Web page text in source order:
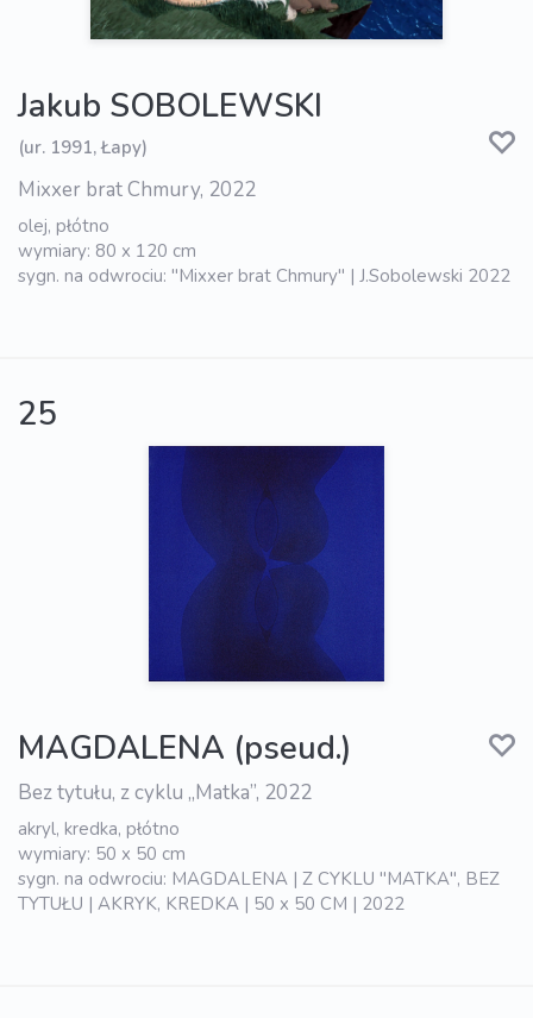
Jakub SOBOLEWSKI
(ur. 1991, Łapy)
Mixxer brat Chmury, 2022
olej, płótno
wymiary: 80 x 120 cm
sygn. na odwrociu: "Mixxer brat Chmury" | J.Sobolewski 2022
25
MAGDALENA (pseud.)
Bez tytułu, z cyklu „Matka”, 2022
akryl, kredka, płótno
wymiary: 50 x 50 cm
sygn. na odwrociu: MAGDALENA | Z CYKLU "MATKA", BEZ
TYTUŁU | AKRYK, KREDKA | 50 x 50 CM | 2022